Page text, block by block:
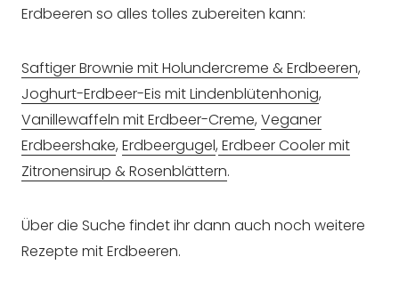
Erdbeeren so alles tolles zubereiten kann:
Saftiger Brownie mit Holundercreme & Erdbeeren,
Joghurt-Erdbeer-Eis mit Lindenblütenhonig,
Vanillewaffeln mit Erdbeer-Creme, Veganer
Erdbeershake, Erdbeergugel, Erdbeer Cooler mit
Zitronensirup & Rosenblättern.
Über die Suche findet ihr dann auch noch weitere
Rezepte mit Erdbeeren.